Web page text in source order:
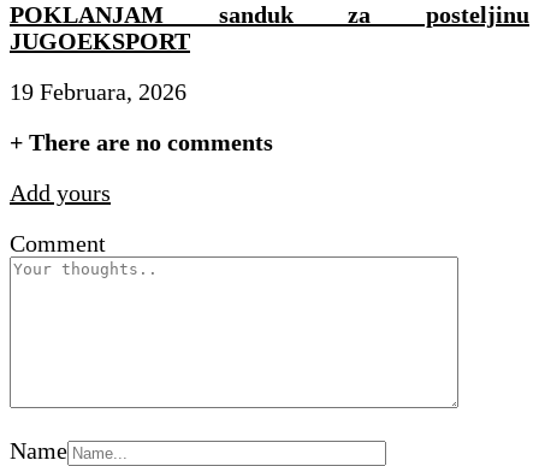
POKLANJAM sanduk za posteljinu
JUGOEKSPORT
19 Februara, 2026
+ There are no comments
Add yours
Comment
Name